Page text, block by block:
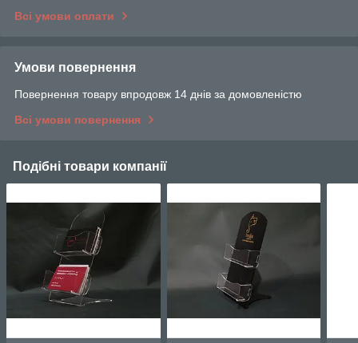
Всі умови оплати
Умови повернення
Повернення товару впродовж 14 днів за домовленістю
Всі умови повернення
Подібні товари компанії